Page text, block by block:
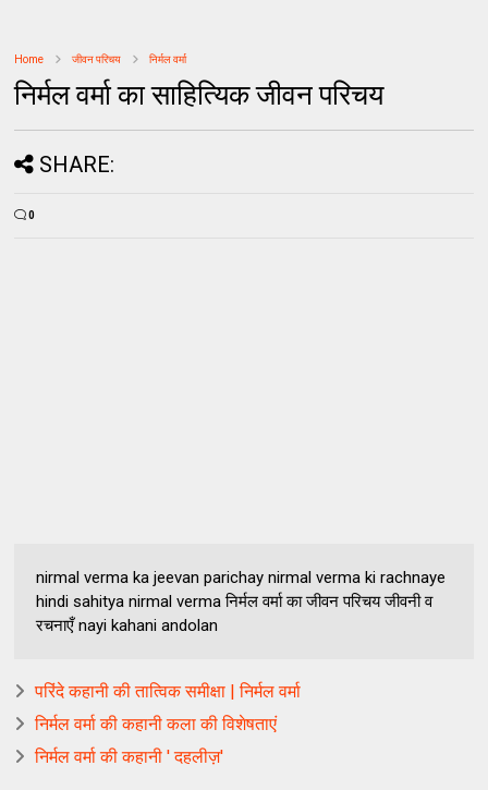
Home जीवन परिचय निर्मल वर्मा
निर्मल वर्मा का साहित्यिक जीवन परिचय
SHARE:
0
nirmal verma ka jeevan parichay nirmal verma ki rachnaye
hindi sahitya nirmal verma निर्मल वर्मा का जीवन परिचय जीवनी व
रचनाएँ nayi kahani andolan
परिंदे कहानी की तात्विक समीक्षा | निर्मल वर्मा
निर्मल वर्मा की कहानी कला की विशेषताएं
निर्मल वर्मा की कहानी ' दहलीज़'